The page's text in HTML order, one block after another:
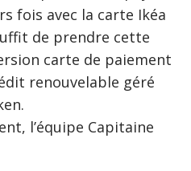
fois avec la carte Ikéa
de prendre cette
carte de paiement
renouvelable géré
l’équipe Capitaine